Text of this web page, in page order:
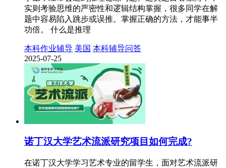
实则考验思维的严密性和逻辑结构掌握，很多同学在解
题中容易陷入跳步或误推。掌握正确的方法，才能事半
功倍。 什么是推理
本科作业辅导 美国 本科辅导问答
2025-07-25
诺丁汉大学艺术流派研究项目如何完成?
在诺丁汉大学学习艺术专业的留学生，面对艺术流派研